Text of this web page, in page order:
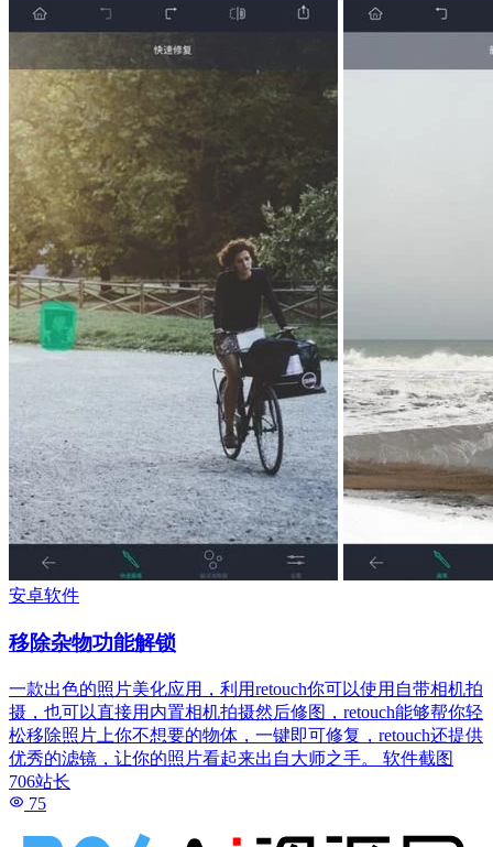
安卓软件
移除杂物功能解锁
一款出色的照片美化应用，利用retouch你可以使用自带相机拍
摄，也可以直接用内置相机拍摄然后修图，retouch能够帮你轻
松移除照片上你不想要的物体，一键即可修复，retouch还提供
优秀的滤镜，让你的照片看起来出自大师之手。 软件截图
706站长
75